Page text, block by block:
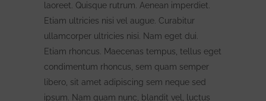
laoreet. Quisque rutrum. Aenean imperdiet.
Etiam ultricies nisi vel augue. Curabitur
ullamcorper ultricies nisi. Nam eget dui.
Etiam rhoncus. Maecenas tempus, tellus eget
condimentum rhoncus, sem quam semper
libero, sit amet adipiscing sem neque sed
ipsum. Nam quam nunc, blandit vel, luctus